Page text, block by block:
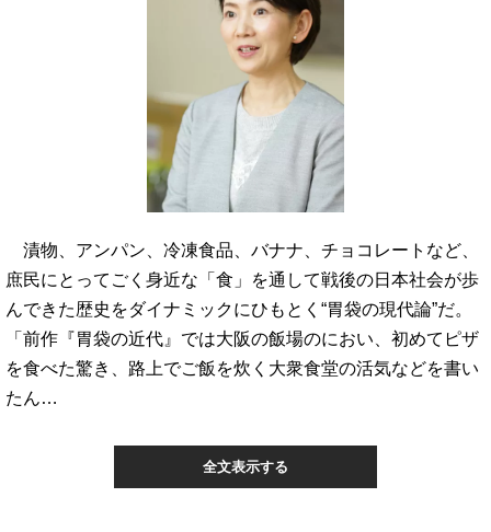
漬物、アンパン、冷凍食品、バナナ、チョコレートなど、
庶民にとってごく身近な「食」を通して戦後の日本社会が歩
んできた歴史をダイナミックにひもとく“胃袋の現代論”だ。
「前作『胃袋の近代』では大阪の飯場のにおい、初めてピザ
を食べた驚き、路上でご飯を炊く大衆食堂の活気などを書い
たん…
全文表示する